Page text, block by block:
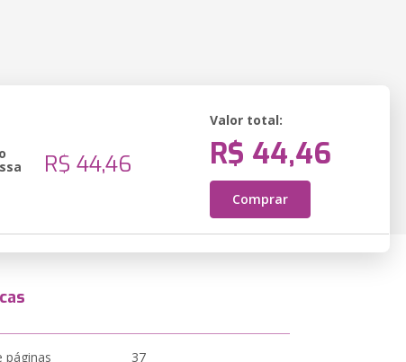
R$ 44,46
Valor total:
R$ 44,46
Comprar
páginas 37